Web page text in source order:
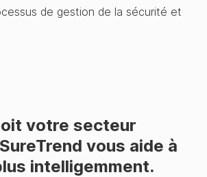
de gestion de la sécurité et
votre secteur
vous aide à
intelligemment.